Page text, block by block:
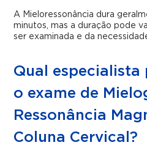
A Mieloressonância dura
minutos, mas a duração pode
ser examinada e da
Qual
o exame de
Ressonância
Coluna Cervical?